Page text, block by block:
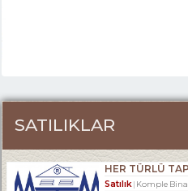
SATILIKLAR
Satılık Komple Bina